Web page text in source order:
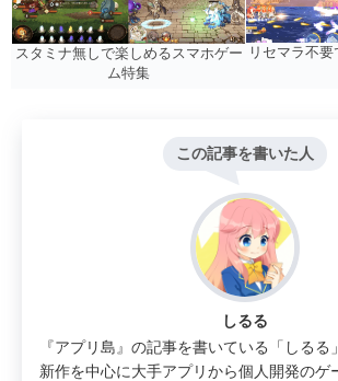
スタミナ無しで楽しめるスマホゲー
ム特集
リセマラ不
この記事を書いた人
しるる
『アプリ島』の記事を書いている「しる
新作を中心に大手アプリから個人開発のゲ